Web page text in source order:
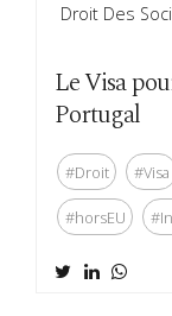
Droit Des
Le Visa
Portugal
#Droit #Visa
#horsEU